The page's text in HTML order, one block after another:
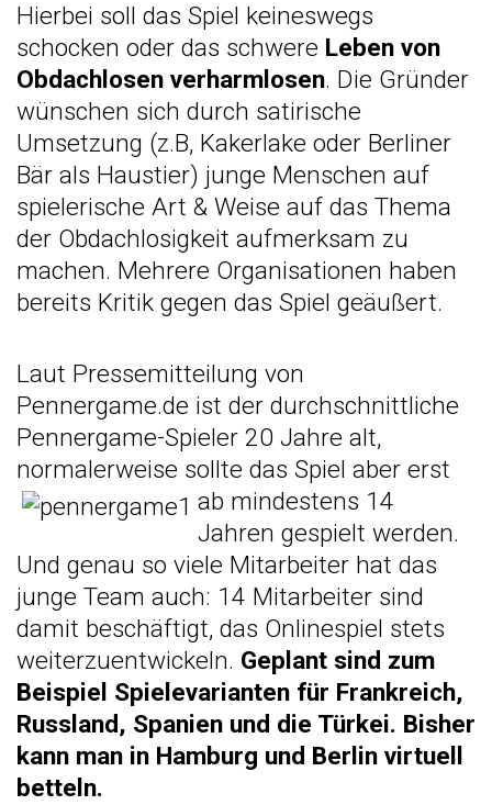
Hierbei soll das Spiel keineswegs
schocken oder das schwere Leben von
Obdachlosen verharmlosen. Die Gründer
wünschen sich durch satirische
Umsetzung (z.B, Kakerlake oder Berliner
Bär als Haustier) junge Menschen auf
spielerische Art & Weise auf das Thema
der Obdachlosigkeit aufmerksam zu
machen. Mehrere Organisationen haben
bereits Kritik gegen das Spiel geäußert.
Laut Pressemitteilung von
Pennergame.de ist der durchschnittliche
Pennergame-Spieler 20 Jahre alt,
normalerweise sollte das Spiel aber erst
ab mindestens 14
Jahren gespielt werden.
Und genau so viele Mitarbeiter hat das
junge Team auch: 14 Mitarbeiter sind
damit beschäftigt, das Onlinespiel stets
weiterzuentwickeln. Geplant sind zum
Beispiel Spielevarianten für Frankreich,
Russland, Spanien und die Türkei. Bisher
kann man in Hamburg und Berlin virtuell
betteln.